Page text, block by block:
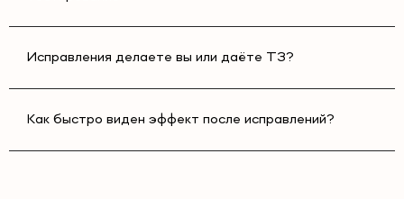
Исправления делаете вы или даёте ТЗ?
Как быстро виден эффект после исправлений?